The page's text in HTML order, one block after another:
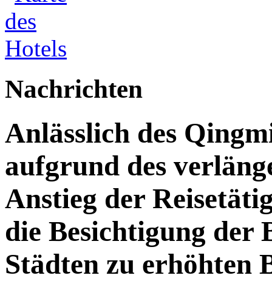
Nachrichten
Anlässlich des
aufgrund des
Anstieg der
die Besichtigung der
Städten zu erhöhten